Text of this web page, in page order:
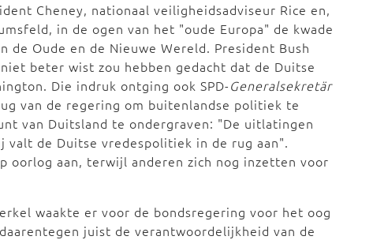
Cheney, nationaal veiligheidsadviseur Rice en,
in de ogen van het "oude Europa" de kwade
de Oude en de Nieuwe Wereld. President Bush
beter wist zou hebben gedacht dat de Duitse
Die indruk ontging ook SPD-Generalsekretär
van de regering om buitenlandse politiek te
van Duitsland te ondergraven: "De uitlatingen
de Duitse vredespolitiek in de rug aan".
oorlog aan, terwijl anderen zich nog inzetten voor
waakte er voor de bondsregering voor het oog
juist de verantwoordelijkheid van de